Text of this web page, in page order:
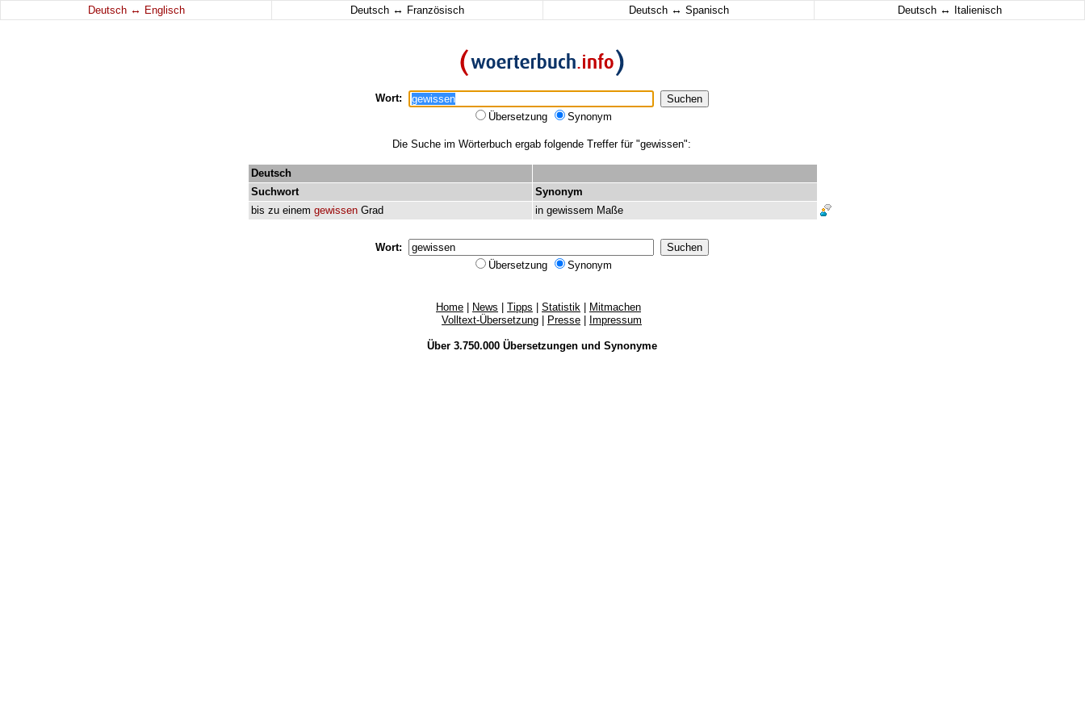
Deutsch ↔ Englisch Deutsch ↔ Französisch Deutsch ↔ Spanisch Deutsch ↔ Italienisch
Wort:
Übersetzung
Synonym
Die Suche im Wörterbuch ergab folgende Treffer für "gewissen":
Deutsch
Suchwort
Synonym
bis zu einem gewissen Grad in gewissem Maße
Wort:
Übersetzung
Synonym
Home News Tipps Statistik
Mitmachen
Volltext-Übersetzung
Presse Impressum
Über 3.750.000 Übersetzungenund Synonyme